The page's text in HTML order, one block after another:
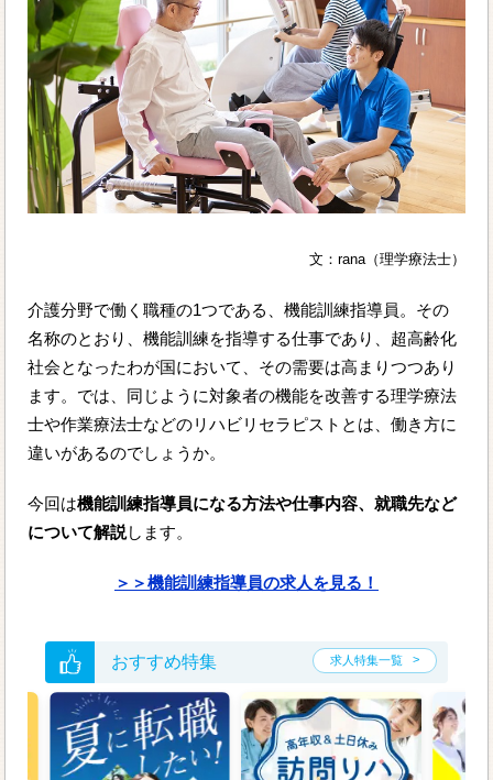
文：rana（理学療法士）
介護分野で働く職種の1つである、機能訓練指導員。その
名称のとおり、機能訓練を指導する仕事であり、超高齢化
社会となったわが国において、その需要は高まりつつあり
ます。では、同じように対象者の機能を改善する理学療法
士や作業療法士などのリハビリセラピストとは、働き方に
違いがあるのでしょうか。
今回は機能訓練指導員になる方法や仕事内容、就職先など
について解説します。
＞＞機能訓練指導員の求人を見る！
おすすめ特集 求人特集一覧